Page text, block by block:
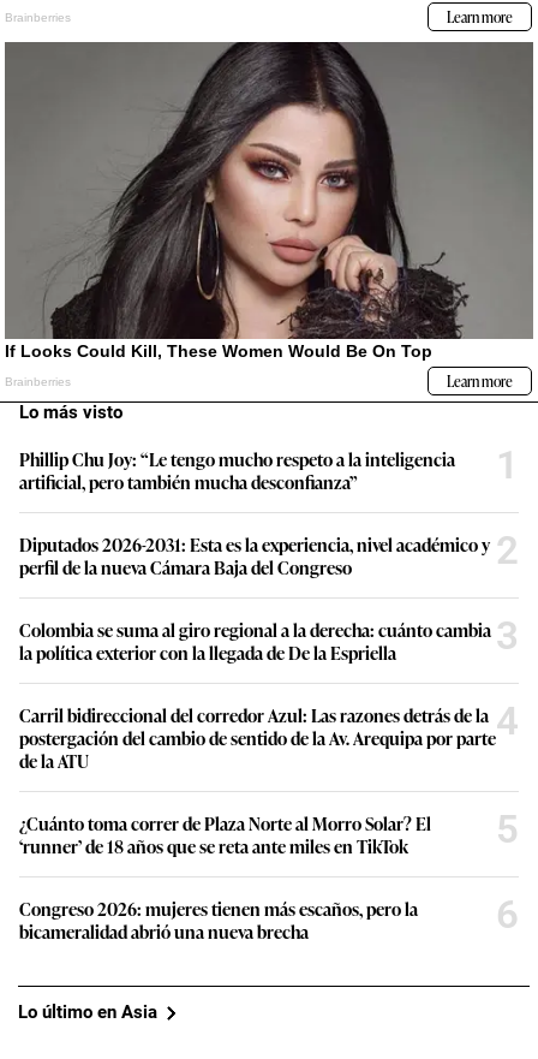
Lo más visto
Phillip Chu Joy: “Le tengo mucho respeto a la inteligencia
artificial, pero también mucha desconfianza”
1
Diputados 2026-2031: Esta es la experiencia, nivel académico y
perfil de la nueva Cámara Baja del Congreso
2
Colombia se suma al giro regional a la derecha: cuánto cambia
la política exterior con la llegada de De la Espriella
3
Carril bidireccional del corredor Azul: Las razones detrás de la
postergación del cambio de sentido de la Av. Arequipa por parte
de la ATU
4
¿Cuánto toma correr de Plaza Norte al Morro Solar? El
‘runner’ de 18 años que se reta ante miles en TikTok
5
Congreso 2026: mujeres tienen más escaños, pero la
bicameralidad abrió una nueva brecha
6
Lo último en Asia